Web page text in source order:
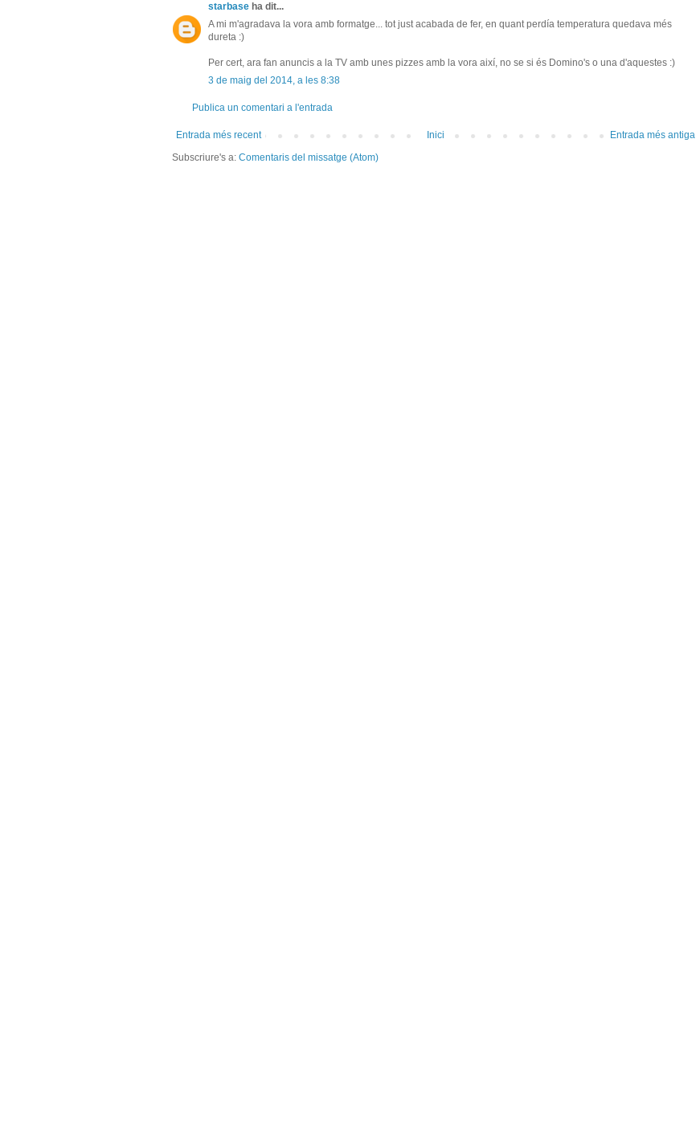
starbase ha dit...
A mi m'agradava la vora amb formatge... tot just acabada de fer, en quant perdía temperatura quedava més
dureta :)
Per cert, ara fan anuncis a la TV amb unes pizzes amb la vora així, no se si és Domino's o una d'aquestes :)
3 de maig del 2014, a les 8:38
Publica un comentari a l'entrada
Entrada més recent Entrada més antiga
Inici
Subscriure's a: Comentaris del missatge (Atom)